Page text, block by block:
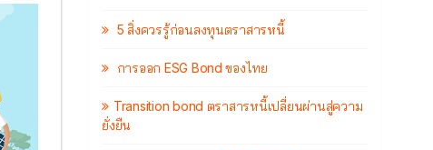
5 สิ่งควรรู้ก่อนลงทุนตราสารหนี้
การออก ESG Bond ของไทย
Transition bond ตราสารหนี้เปลี่ยนผ่านสู่ความ
ยั่งยืน